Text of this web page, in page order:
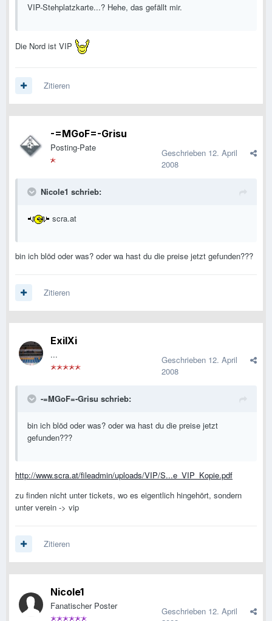
VIP-Stehplatzkarte...? Hehe, das gefällt mir.
Die Nord ist VIP
Zitieren
-=MGoF=-Grisu
Posting-Pate Geschrieben 12. April
2008
Nicole1 schrieb:
scra.at
bin ich blöd oder was? oder wa hast du die preise jetzt gefunden???
Zitieren
ExilXi
... Geschrieben 12. April
2008
-=MGoF=-Grisu schrieb:
bin ich blöd oder was? oder wa hast du die preise jetzt
gefunden???
http://www.scra.at/fileadmin/uploads/VIP/S...e_VIP_Kopie.pdf
zu finden nicht unter tickets, wo es eigentlich hingehört, sondern
unter verein -> vip
Zitieren
Nicole1
Fanatischer Poster Geschrieben 12. April